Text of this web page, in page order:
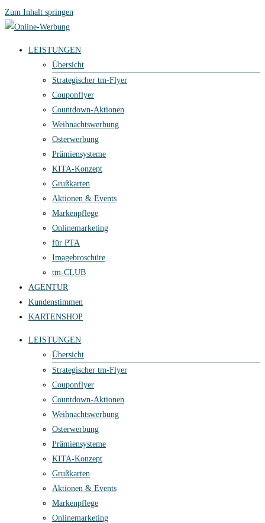
Zum Inhalt springen
LEISTUNGEN
Übersicht
Strategischer tm-Flyer
Couponflyer
Countdown-Aktionen
Weihnachtswerbung
Osterwerbung
Prämiensysteme
KITA-Konzept
Grußkarten
Aktionen & Events
Markenpflege
Onlinemarketing
für PTA
Imagebroschüre
tm-CLUB
AGENTUR
Kundenstimmen
KARTENSHOP
LEISTUNGEN
Übersicht
Strategischer tm-Flyer
Couponflyer
Countdown-Aktionen
Weihnachtswerbung
Osterwerbung
Prämiensysteme
KITA-Konzept
Grußkarten
Aktionen & Events
Markenpflege
Onlinemarketing